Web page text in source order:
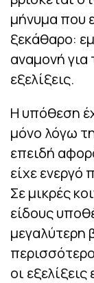
μήνυμα που
ξεκάθαρο:
αναμονή για
εξελίξεις.
Η υπόθεση
μόνο λόγω
επειδή
είχε ενεργό
Σε μικρές
είδους
μεγαλύτερη
οι